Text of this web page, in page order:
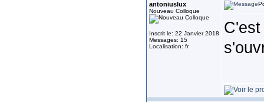
antoniuslux
Nouveau Colloque
Inscrit le: 22 Janvier 2018
Messages: 15
Localisation: fr